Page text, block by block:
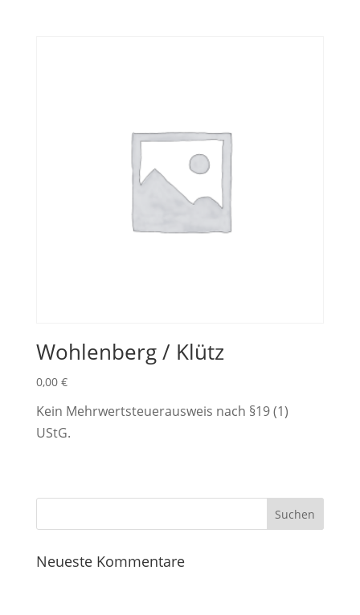
Wohlenberg / Klütz
0,00 €
Kein Mehrwertsteuerausweis nach §19 (1)
UStG.
Neueste Kommentare